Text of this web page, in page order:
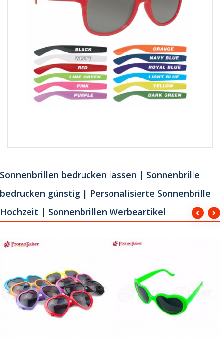
Sonnenbrillen bedrucken lassen | Sonnenbrille
bedrucken günstig | Personalisierte Sonnenbrille
Hochzeit | Sonnenbrillen Werbeartikel